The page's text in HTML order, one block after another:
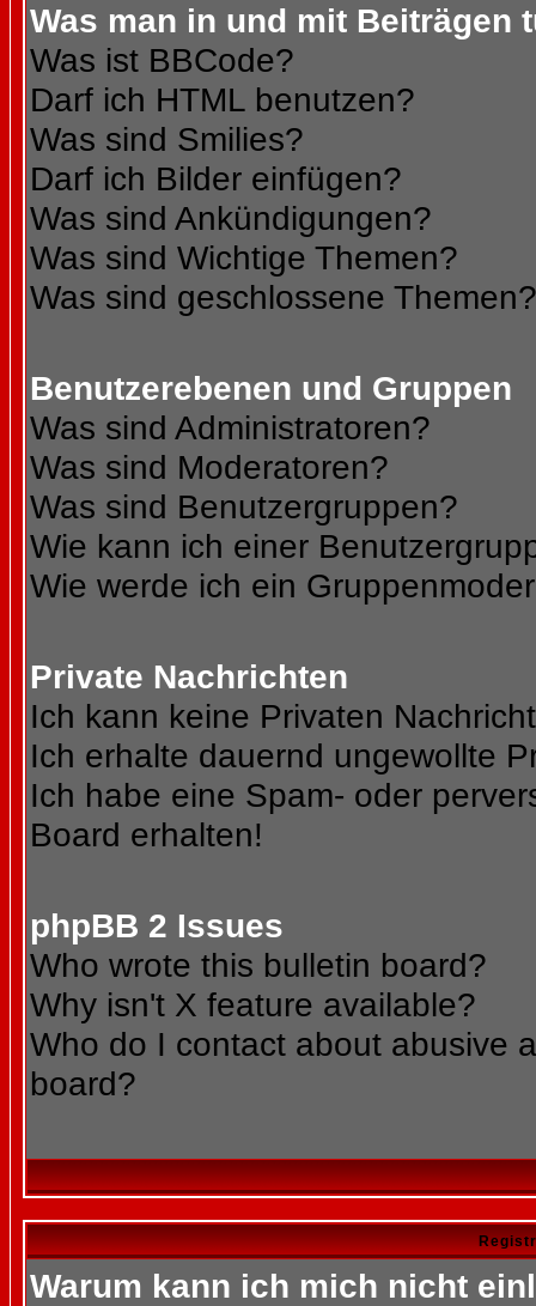
Was man in und mit Beiträgen
Was ist BBCode?
Darf ich HTML benutzen?
Was sind Smilies?
Darf ich Bilder einfügen?
Was sind Ankündigungen?
Was sind Wichtige Themen?
Was sind geschlossene Themen?
Benutzerebenen und Gruppen
Was sind Administratoren?
Was sind Moderatoren?
Was sind Benutzergruppen?
Wie kann ich einer
Wie werde ich ein
Private Nachrichten
Ich kann keine Privaten
Ich erhalte dauernd ungewollte
Ich habe eine Spam- oder
Board erhalten!
phpBB 2 Issues
Who wrote this bulletin board?
Why isn't X feature available?
Who do I contact about abusive
board?
Warum kann ich mich nicht